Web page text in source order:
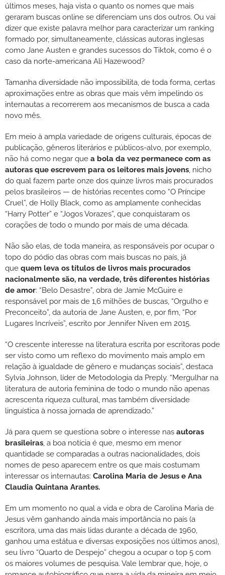
últimos meses, haja vista o quanto os nomes que mais
geraram buscas online se diferenciam uns dos outros. Ou vai
dizer que existe palavra melhor para caracterizar um ranking
formado por, simultaneamente, clássicas autoras inglesas
como Jane Austen e grandes sucessos do Tiktok, como é o
caso da norte-americana Ali Hazewood?
Tamanha diversidade não impossibilita, de toda forma, certas
aproximações entre as obras que mais vêm impelindo os
internautas a recorrerem aos mecanismos de busca a cada
novo mês.
Em meio à ampla variedade de origens culturais, épocas de
publicação, gêneros literários e públicos-alvo, por exemplo,
não há como negar que a bola da vez permanece com as
autoras que escrevem para os leitores mais jovens, nicho
do qual fazem parte onze dos quinze livros mais procurados
pelos brasileiros — de histórias recentes como “O Príncipe
Cruel”, de Holly Black, como as amplamente conhecidas
“Harry Potter” e “Jogos Vorazes”, que conquistaram os
corações de todo o mundo por mais de uma década.
Não são elas, de toda maneira, as responsáveis por ocupar o
topo do pódio das obras com mais buscas no país, já
que quem leva os títulos de livros mais procurados
nacionalmente são, na verdade, três diferentes histórias
de amor: “Belo Desastre”, obra de Jamie McGuire e
responsável por mais de 1,6 milhões de buscas, “Orgulho e
Preconceito”, da autoria de Jane Austen, e, por fim, “Por
Lugares Incríveis”, escrito por Jennifer Niven em 2015.
“O crescente interesse na literatura escrita por escritoras pode
ser visto como um reflexo do movimento mais amplo em
relação à igualdade de gênero e mudanças sociais”, destaca
Sylvia Johnson, líder de Metodologia da Preply. “Mergulhar na
literatura de autoria feminina de todo o mundo não apenas
acrescenta riqueza cultural, mas também diversidade
linguística à nossa jornada de aprendizado.”
Já para quem se questiona sobre o interesse nas autoras
brasileiras, a boa notícia é que, mesmo em menor
quantidade se comparadas a outras nacionalidades, dois
nomes de peso aparecem entre os que mais costumam
interessar os internautas: Carolina Maria de Jesus e Ana
Claudia Quintana Arantes.
Em um momento no qual a vida e obra de Carolina Maria de
Jesus vêm ganhando ainda mais importância no país (a
escritora, uma das mais lidas durante a década de 1960,
ganhou uma estátua e diversas exposições nos últimos anos),
seu livro “Quarto de Despejo” chegou a ocupar o top 5 com
os maiores volumes de pesquisa. Vale lembrar que, hoje, o